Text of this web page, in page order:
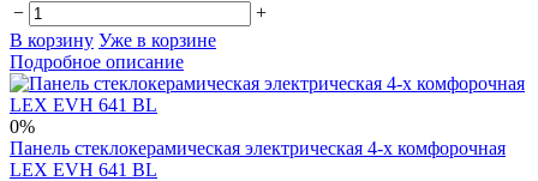
−
+
В корзину Уже в корзине
Подробное описание
0%
Панель стеклокерамическая электрическая 4-х комфорочная
LEX EVH 641 BL